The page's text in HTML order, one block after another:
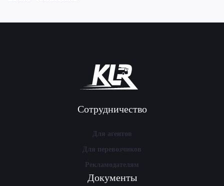
Сотрудничество
Для агентов
Для перевозчиков
Рекламодателям
Документы